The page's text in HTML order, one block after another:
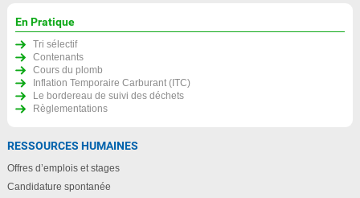
En Pratique
Tri sélectif
Contenants
Cours du plomb
Inflation Temporaire Carburant (ITC)
Le bordereau de suivi des déchets
Règlementations
RESSOURCES HUMAINES
Offres d’emplois et stages
Candidature spontanée